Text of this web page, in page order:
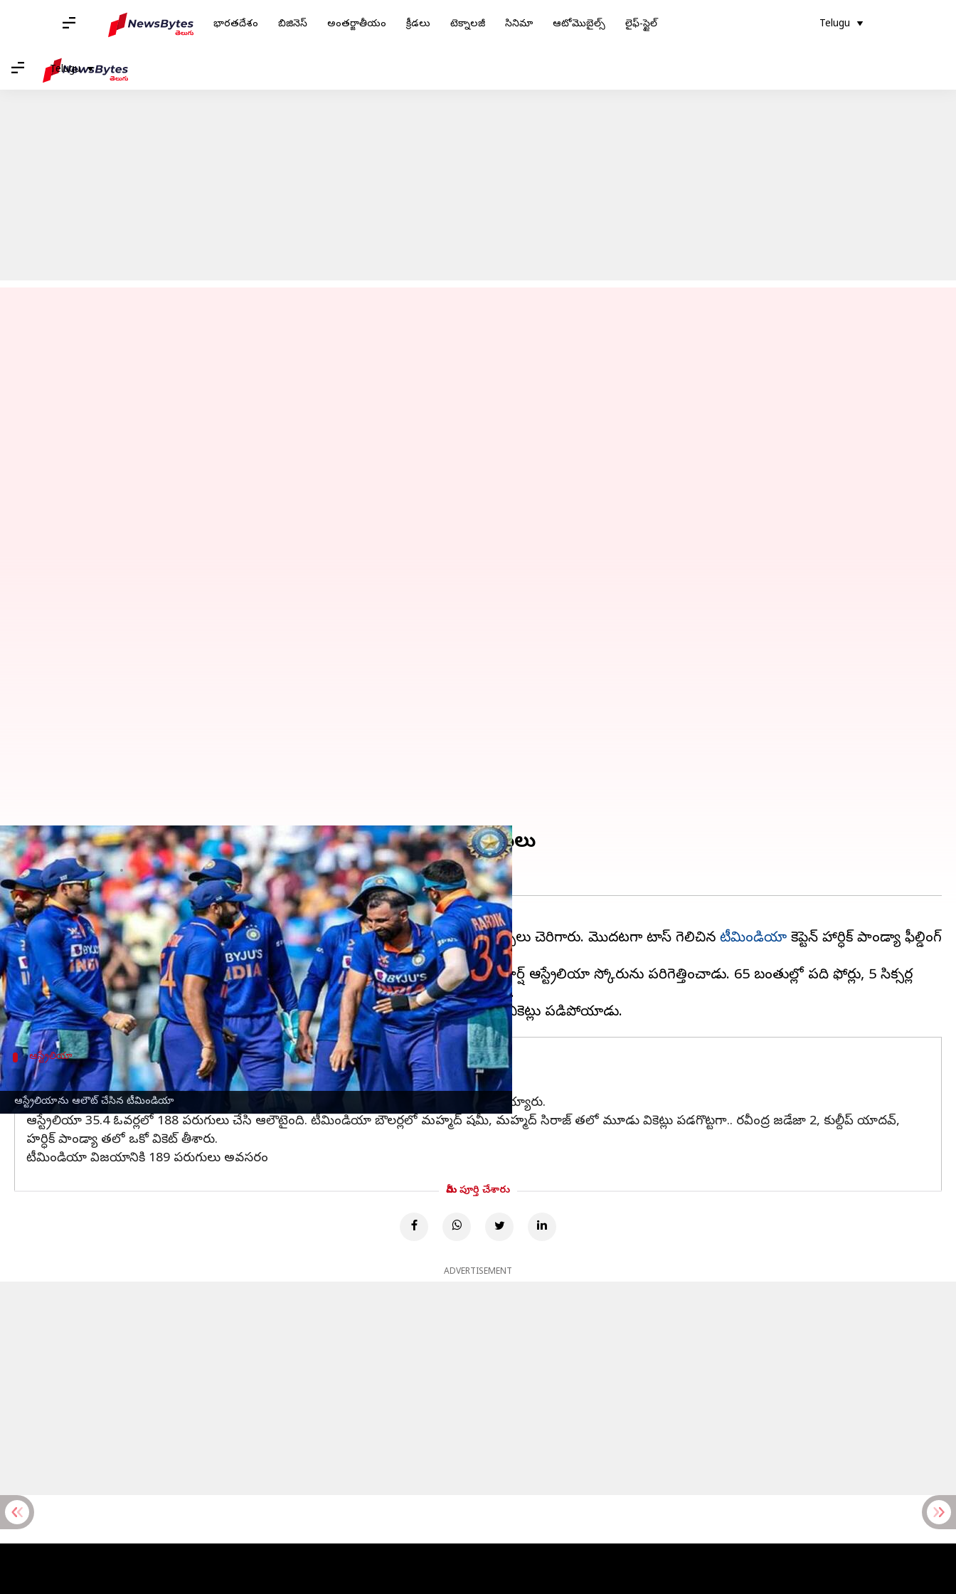
భారతదేశం బిజినెస్ అంతర్జాతీయం క్రీడలు టెక్నాలజీ సినిమా ఆటోమొబైల్స్ లైఫ్-స్టైల్ Telugu
Telugu
వార్తలు క్రీడలు వార్తలు / నిప్పులు చెరిగిన భారత బౌలర్లు.. టీమిండియా టార్గెట్ 189 పరుగులు
ఆస్ట్రేలియాను ఆలౌట్ చేసిన టీమిండియా
నిప్పులు చెరిగిన భారత బౌలర్లు.. టీమిండియా టార్గెట్ 189 పరుగులు
వ్రాసిన వారు Jayachandra Akuri Mar 17, 2023 05:04 pm
ఈ వార్తాకథనం ఏంటి
ముంబైలోని వాంఖడే స్టేడియంలో ఆస్ట్రేలియాతో జరుగుతున్న తొలి వన్డేలో భారత్ బౌలర్లు నిప్పులు చెరిగారు. మొదటగా టాస్ గెలిచిన టీమిండియా కెప్టెన్ హార్ధిక్ పాండ్యా ఫీల్డింగ్
ను ఎంచుకున్నాడు. తొలుత బ్యాటింగ్ కు దిగిన ఆస్ట్రేలియాకు శుభారంభం లభించలేదు.
మొదటి ఓవర్‌లోనే ట్రావిస్ హెడ్(5)ను మహ్మద్ సిరాజ్ బౌల్డ్ చేశాడు. మరో ఓపెనర్ మిచెల్ మార్ష్ ఆస్ట్రేలియా స్కోరును పరిగెత్తించాడు. 65 బంతుల్లో పది ఫోర్లు, 5 సిక్సర్ల
సాయంతో 81 బంతులు చేశాడు. స్టీవ్ స్మిత్‌తో కలిసి మిచెల్ మార్స్ ఇన్నింగ్స్ ను చక్కదిద్దాడు.
ఆస్ట్రేలియా
ఆస్ట్రేలియా బ్యాటర్లు విఫలం
లబుషన్ (15), జోష్ (26) గ్రీన్(12) మాత్రమే రెండెక్కల స్కోరును చేశాడు. మిగతా బ్యాట్ మెన్స్ విఫలమయ్యారు.
ఆస్ట్రేలియా 35.4 ఓవర్లలో 188 పరుగులు చేసి ఆలౌటైంది. టీమిండియా బౌలర్లలో మహ్మద్ షమీ, మహ్మద్ సిరాజ్ తలో మూడు వికెట్లు పడగొట్టగా.. రవీంద్ర జడేజా 2, కుల్దీప్ యాదవ్,
హర్ధిక్ పాండ్యా తలో ఒకో వికెట్ తీశారు.
టీమిండియా విజయానికి 189 పరుగులు అవసరం
మీరు పూర్తి చేశారు
ADVERTISEMENT